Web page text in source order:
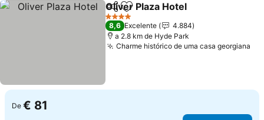
PartilharAdicionar aos favoritos
Oliver Plaza Hotel
4 Estrelas
8,6 Excelente
4.884
a 2.8 km de Hyde Park
Charme histórico de uma casa georgiana
De € 81